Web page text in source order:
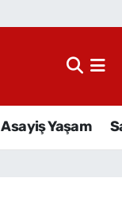
Asayiş Yaşam